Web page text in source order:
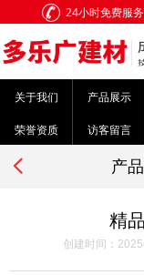
网站首页
关于我们
产品展示
客户案例
访客留言
24小时免费服
关于我们 产品展示
荣誉资质 访客留言
精
创建时间：
넳 产